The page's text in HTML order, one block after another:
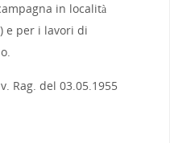
in località
e per i lavori di
Rag. del 03.05.1955